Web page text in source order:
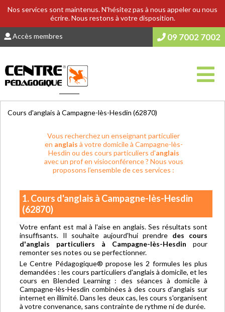
Nos services sont maintenus. N'hésitez pas à nous appeler ou nous
écrire. Nous restons à votre disposition.
Accès membres 09 7002 7002
Cours d'anglais à Campagne-lès-Hesdin (62870)
Vous recherchez un enseignant particulier
en anglais à votre domicile à Campagne-lès-
Hesdin ou des cours particuliers d'anglais
avec un prof en visioconférence ? Nous vous
proposons l’ensemble de ces services :
1. Cours d'anglais à Campagne-lès-Hesdin
(62870)
Votre enfant est mal à l'aise en anglais. Ses résultats sont
insuffisants. Il souhaite aujourd'hui prendre des cours
d'anglais particuliers à Campagne-lès-Hesdin pour
remonter ses notes ou se perfectionner.
Le Centre Pédagogique® propose les 2 formules les plus
demandées : les cours particuliers d'anglais à domicile, et les
cours en Blended Learning : des séances à domicile à
Campagne-lès-Hesdin combinées à des cours d'anglais sur
internet en illimité. Dans les deux cas, les cours s'organisent
à votre convenance, sans contrainte de rythme ni de durée.